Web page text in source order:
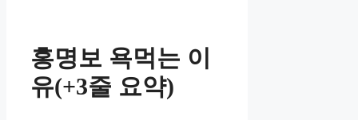
홍명보 욕먹는 이
유(+3줄 요약)